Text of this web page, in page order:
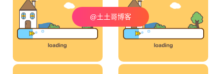
@土土哥博客